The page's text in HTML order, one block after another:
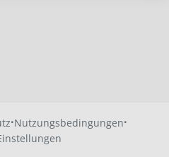
·Nutzungsbedingungen·